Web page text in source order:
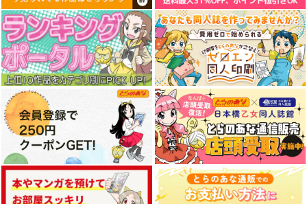
黒白のアヴェスター 1
神座万象・第十四機
関
専売 2,178円（税込）
オリジナル
サンプル
カート
藤ちょこ「星の記憶と
巡り合う」絵師100人
展 16 大阪展 前売り券
産経新聞社
1,300円（税込）
オリジナル
サンプル
カート
今日の一枚 2026
年 Vol.1
WhitePlanter
1,320円（税込）
オリジナル
サンプル
カート